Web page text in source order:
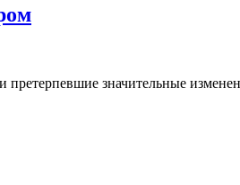
значительные